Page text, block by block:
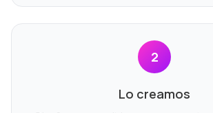
2
Lo creamos